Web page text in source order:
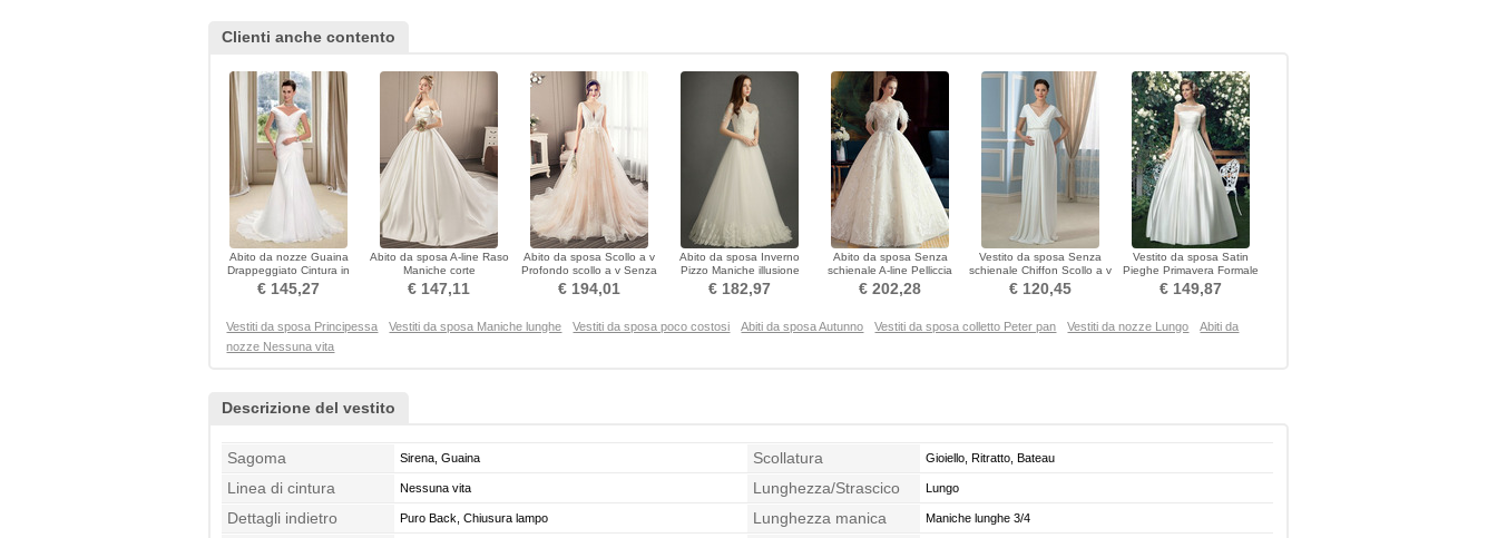
Clienti anche contento
Abito da nozze Guaina
Drappeggiato Cintura in
rilievo Spiaggia
€ 145,27
Abito da sposa A-line Raso
Maniche corte
Drappeggiato Allacciare
€ 147,11
Abito da sposa Scollo a v
Profondo scollo a v Senza
maniche Applicato
€ 194,01
Abito da sposa Inverno
Pizzo Maniche illusione
Elegante Vita naturale
€ 182,97
Abito da sposa Senza
schienale A-line Pelliccia
Lunghezza piano
€ 202,28
Vestito da sposa Senza
schienale Chiffon Scollo a v
Corsetto pieghettato
€ 120,45
Vestito da sposa Satin
Pieghe Primavera Formale
Maniche corte
€ 149,87
Vestiti da sposa Principessa Vestiti da sposa Maniche lunghe Vestiti da sposa poco costosi Abiti da sposa Autunno Vestiti da sposa colletto Peter pan Vestiti da nozze Lungo
Abiti da
nozze Nessuna vita
Descrizione del vestito
Sagoma Sirena, Guaina Scollatura Gioiello, Ritratto, Bateau
Linea di cintura Nessuna vita Lunghezza/Strascico Lungo
Dettagli indietro Puro Back, Chiusura lampo Lunghezza manica Maniche lunghe 3/4